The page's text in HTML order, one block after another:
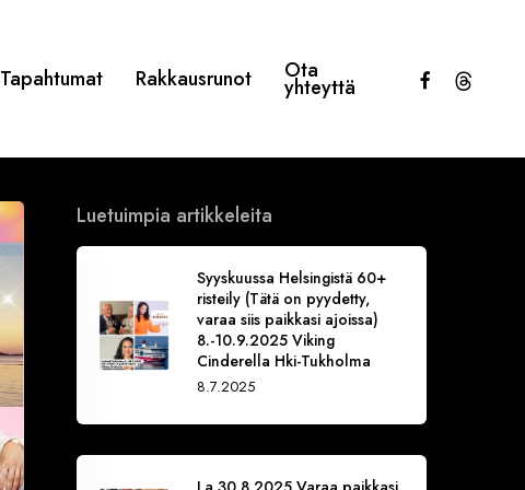
Tapahtumat Rakkausrunot Ota
yhteyttä facebookthreads
Luetuimpia artikkeleita
Syyskuussa Helsingistä 60+
risteily (Tätä on pyydetty,
varaa siis paikkasi ajoissa)
8.-10.9.2025 Viking
Cinderella Hki-Tukholma
8.7.2025